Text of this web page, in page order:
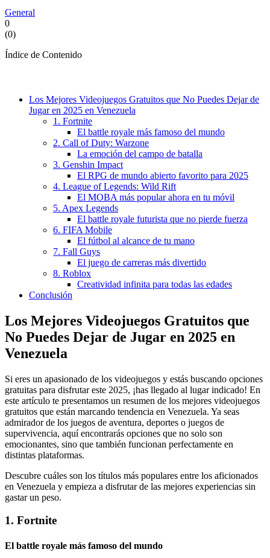
General
0
(0)
Índice de Contenido
Los Mejores Videojuegos Gratuitos que No Puedes Dejar de
Jugar en 2025 en Venezuela
1. Fortnite
El battle royale más famoso del mundo
2. Call of Duty: Warzone
La emoción del campo de batalla
3. Genshin Impact
El RPG de mundo abierto favorito para 2025
4. League of Legends: Wild Rift
El MOBA más popular ahora en tu móvil
5. Apex Legends
El battle royale futurista que no pierde fuerza
6. FIFA Mobile
El fútbol al alcance de tu mano
7. Fall Guys
El juego de carreras más divertido
8. Roblox
Creatividad infinita para todas las edades
Conclusión
Los Mejores Videojuegos Gratuitos que
No Puedes Dejar de Jugar en 2025 en
Venezuela
Si eres un apasionado de los videojuegos y estás buscando opciones
gratuitas para disfrutar este 2025, ¡has llegado al lugar indicado! En
este artículo te presentamos un resumen de los mejores videojuegos
gratuitos que están marcando tendencia en Venezuela. Ya seas
admirador de los juegos de aventura, deportes o juegos de
supervivencia, aquí encontrarás opciones que no solo son
emocionantes, sino que también funcionan perfectamente en
distintas plataformas.
Descubre cuáles son los títulos más populares entre los aficionados
en Venezuela y empieza a disfrutar de las mejores experiencias sin
gastar un peso.
1. Fortnite
El battle royale más famoso del mundo